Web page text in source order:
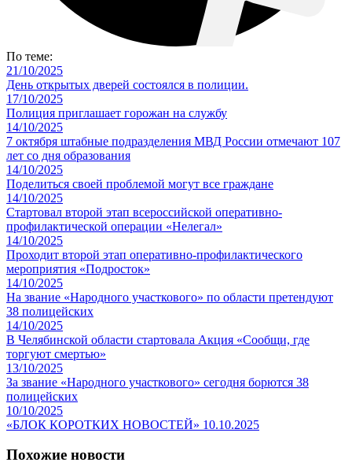
По теме:
21/10/2025
День открытых дверей состоялся в полиции.
17/10/2025
Полиция приглашает горожан на службу
14/10/2025
7 октября штабные подразделения МВД России отмечают 107
лет со дня образования
14/10/2025
Поделиться своей проблемой могут все граждане
14/10/2025
Стартовал второй этап всероссийской оперативно-
профилактической операции «Нелегал»
14/10/2025
Проходит второй этап оперативно-профилактического
мероприятия «Подросток»
14/10/2025
На звание «Народного участкового» по области претендуют
38 полицейских
14/10/2025
В Челябинской области стартовала Акция «Сообщи, где
торгуют смертью»
13/10/2025
За звание «Народного участкового» сегодня борются 38
полицейских
10/10/2025
«БЛОК КОРОТКИХ НОВОСТЕЙ» 10.10.2025
Похожие новости